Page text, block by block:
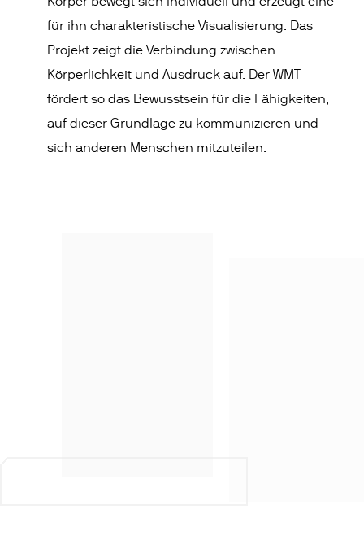
für ihn charakteristische Visualisierung. Das
Projekt zeigt die Verbindung zwischen
Körperlichkeit und Ausdruck auf. Der WMT
fördert so das Bewusstsein für die Fähigkeiten,
auf dieser Grundlage zu kommunizieren und
sich anderen Menschen mitzuteilen.